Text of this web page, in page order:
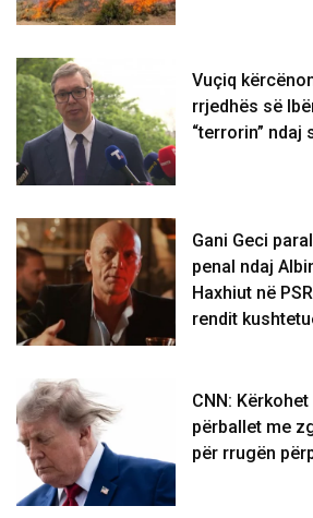
Vuçiq
rrjedhës së
“terrorin” ndaj
Gani Geci
penal ndaj
Haxhiut në
rendit
CNN:
përballet me
për rrugën